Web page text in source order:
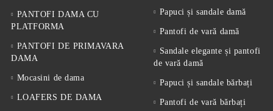
PANTOFI DAMA CU
PLATFORMA
PANTOFI DE PRIMAVARA
DAMA
Mocasini de dama
LOAFERS DE DAMA
Papuci și sandale damă
Pantofi de vară damă
Sandale elegante și pantofi
de vară damă
Papuci și sandale bărbați
Pantofi de vară bărbați